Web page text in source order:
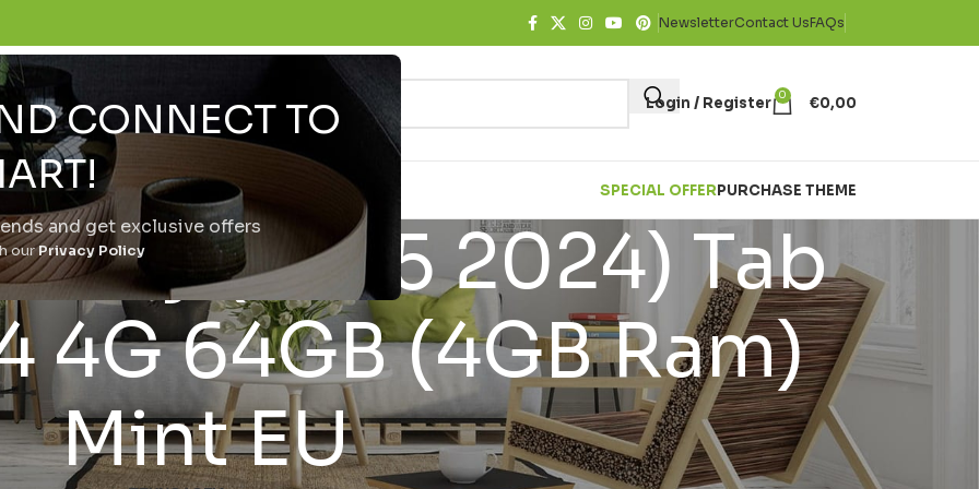
CONNECT TO
and get exclusive offers
ourPrivacy Policy
NewsletterContact UsFAQs
Login / Register 0 €0,00
SPECIAL OFFERPURCHASE THEME
(P625 2024) Tab
4G 64GB (4GB Ram)
Mint EU